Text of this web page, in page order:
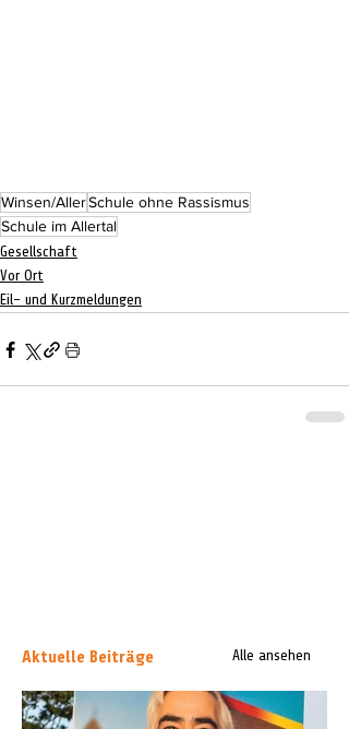
Winsen/AllerSchule ohne Rassismus
Schule im Allertal
Gesellschaft
Vor Ort
Eil- und Kurzmeldungen
Aktuelle Beiträge Alle ansehen